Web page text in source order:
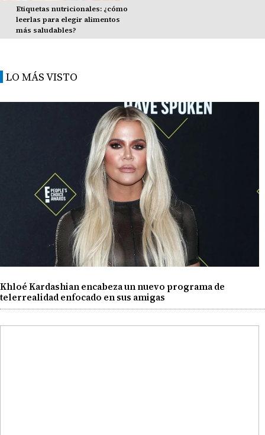
Etiquetas nutricionales: ¿cómo
leerlas para elegir alimentos
más saludables?
LO MÁS VISTO
Khloé Kardashian encabeza un nuevo programa de
telerrealidad enfocado en sus amigas